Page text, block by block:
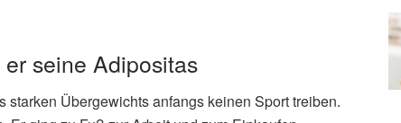
seine Adipositas
Übergewichts anfangs keinen Sport treiben.